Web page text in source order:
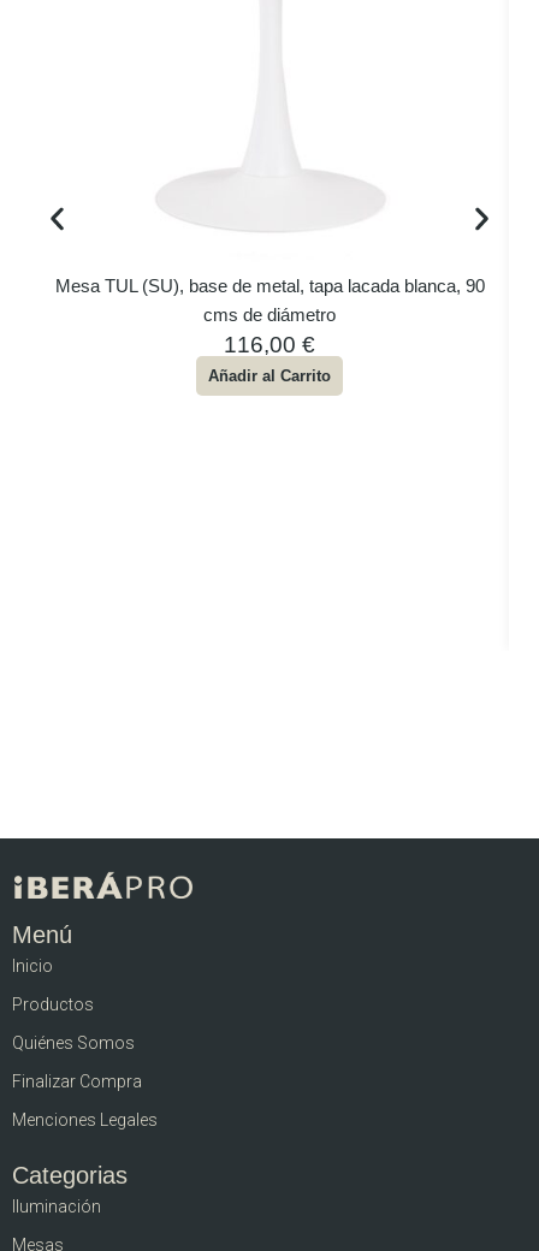
Mesa TUL (SU), base de metal, tapa lacada blanca, 90
cms de diámetro
116,00 €
Añadir al Carrito
Menú
Inicio
Productos
Quiénes Somos
Finalizar Compra
Menciones Legales
Categorias
Iluminación
Mesas